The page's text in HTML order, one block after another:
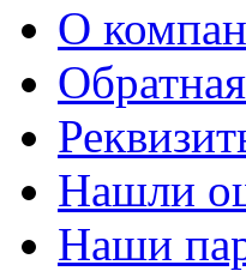
О
Нашли
Наши